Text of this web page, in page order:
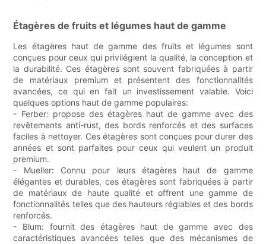
Étagères de fruits et légumes haut de gamme
Les étagères haut de gamme des fruits et légumes sont
conçues pour ceux qui privilégient la qualité, la conception et
la durabilité. Ces étagères sont souvent fabriquées à partir
de matériaux premium et présentent des fonctionnalités
avancées, ce qui en fait un investissement valable. Voici
quelques options haut de gamme populaires:
- Ferber: propose des étagères haut de gamme avec des
revêtements anti-rust, des bords renforcés et des surfaces
faciles à nettoyer. Ces étagères sont conçues pour durer des
années et sont parfaites pour ceux qui veulent un produit
premium.
- Mueller: Connu pour leurs étagères haut de gamme
élégantes et durables, ces étagères sont fabriquées à partir
de matériaux de haute qualité et offrent une gamme de
fonctionnalités telles que des hauteurs réglables et des bords
renforcés.
- Blum: fournit des étagères haut de gamme avec des
caractéristiques avancées telles que des mécanismes de